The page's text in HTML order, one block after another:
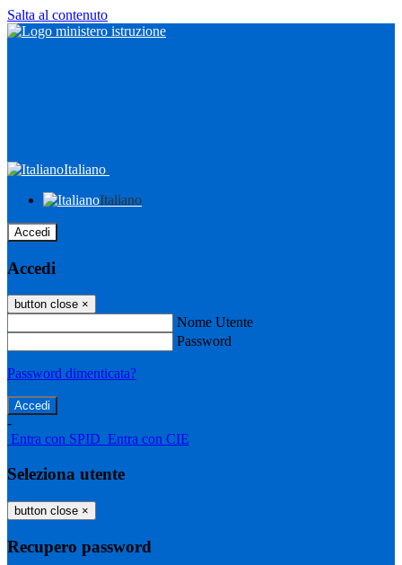
Salta al contenuto
Italiano
Italiano
Accedi
Accedi
button close ×
Nome Utente
Password
Password dimenticata?
-
Entra con SPID Entra con CIE
Seleziona utente
button close ×
Recupero password